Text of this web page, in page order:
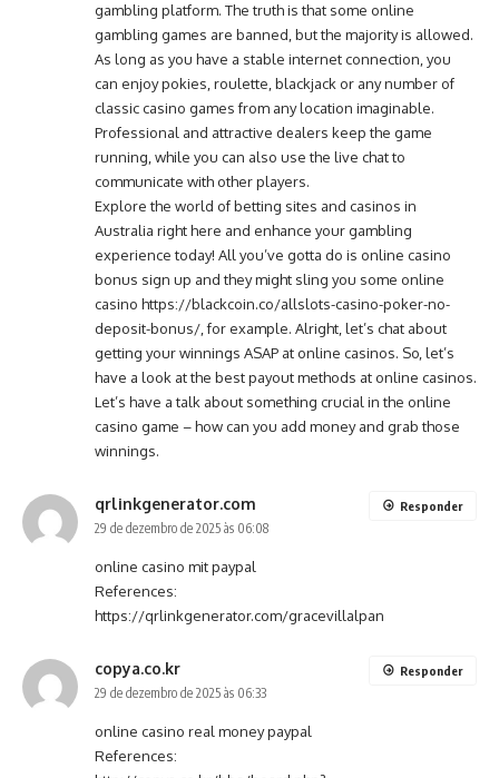
gambling platform. The truth is that some online
gambling games are banned, but the majority is allowed.
As long as you have a stable internet connection, you
can enjoy pokies, roulette, blackjack or any number of
classic casino games from any location imaginable.
Professional and attractive dealers keep the game
running, while you can also use the live chat to
communicate with other players.
Explore the world of betting sites and casinos in
Australia right here and enhance your gambling
experience today! All you’ve gotta do is online casino
bonus sign up and they might sling you some online
casino https://blackcoin.co/allslots-casino-poker-no-
deposit-bonus/ , for example. Alright, let’s chat about
getting your winnings ASAP at online casinos. So, let’s
have a look at the best payout methods at online casinos.
Let’s have a talk about something crucial in the online
casino game – how can you add money and grab those
winnings.
qrlinkgenerator.com
29 de dezembro de 2025 às 06:08
online casino mit paypal
References:
https://qrlinkgenerator.com/gracevillalpan
Responder
copya.co.kr
29 de dezembro de 2025 às 06:33
online casino real money paypal
References:
Responder